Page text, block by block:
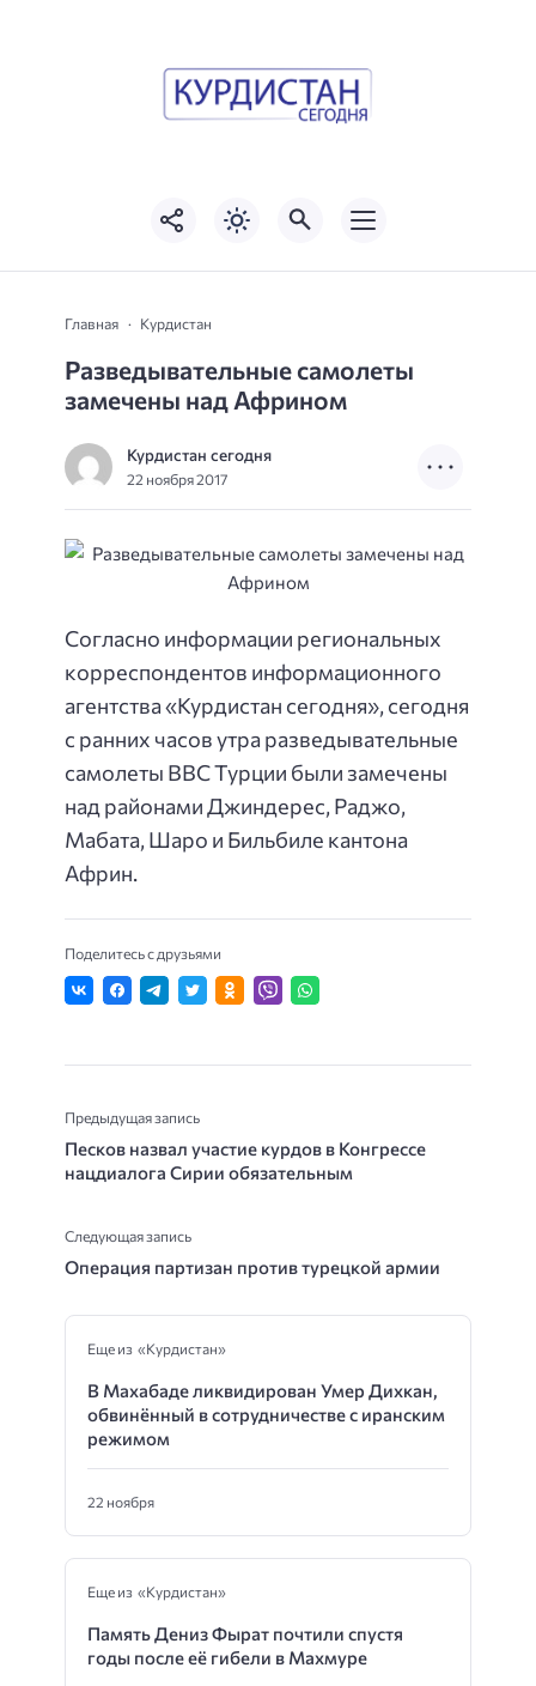
Главная Курдистан
Разведывательные самолеты
замечены над Африном
Курдистан сегодня
22 ноября 2017
Согласно информации региональных
корреспондентов информационного
агентства «Курдистан сегодня», сегодня
с ранних часов утра разведывательные
самолеты ВВС Турции были замечены
над районами Джиндерес, Раджо,
Мабата, Шаро и Бильбиле кантона
Африн.
Поделитесь с друзьями
Предыдущая запись
Песков назвал участие курдов в Конгрессе
нацдиалога Сирии обязательным
Следующая запись
Операция партизан против турецкой армии
Еще из «Курдистан»
В Махабаде ликвидирован Умер Дихкан,
обвинённый в сотрудничестве с иранским
режимом
22 ноября
Еще из «Курдистан»
Память Дениз Фырат почтили спустя
годы после её гибели в Махмуре